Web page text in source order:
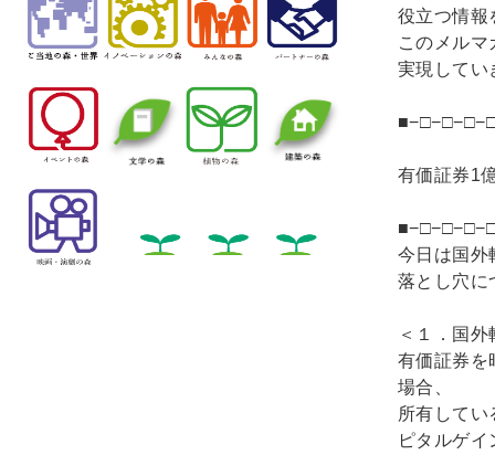
役立つ情報
このメル
実現してい
有価証券1
今日は国外
落とし穴に
＜１．国
有価証券を
場合、
所有して
ピタルゲ